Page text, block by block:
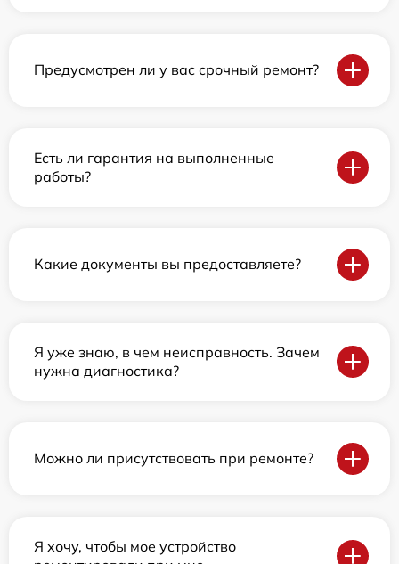
Предусмотрен ли у вас срочный ремонт?
Есть ли гарантия на выполненные
работы?
Какие документы вы предоставляете?
Я уже знаю, в чем неисправность. Зачем
нужна диагностика?
Можно ли присутствовать при ремонте?
Я хочу, чтобы мое устройство